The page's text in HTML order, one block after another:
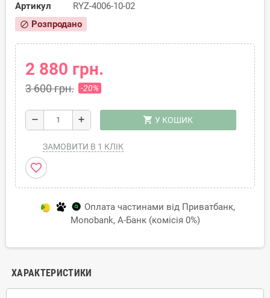
Артикул
RYZ-4006-10-02
block Розпродано
2 880 грн.
3 600 грн. -20%
remove add shopping_cart У КОШИК
ЗАМОВИТИ В 1 КЛІК
favorite_border
Оплата частинами від Приватбанк,
Monobank, А-Банк (комісія 0%)
ХАРАКТЕРИСТИКИ